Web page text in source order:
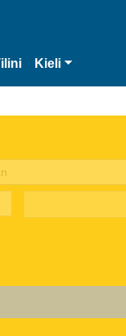
Kieli